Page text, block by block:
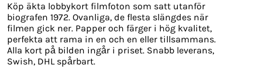
Köp äkta lobbykort filmfoton som satt utanför
biografen 1972. Ovanliga, de flesta slängdes när
filmen gick ner. Papper och färger i hög kvalitet,
perfekta att rama in en och en eller tillsammans.
Alla kort på bilden ingår i priset. Snabb leverans,
Swish, DHL spårbart.